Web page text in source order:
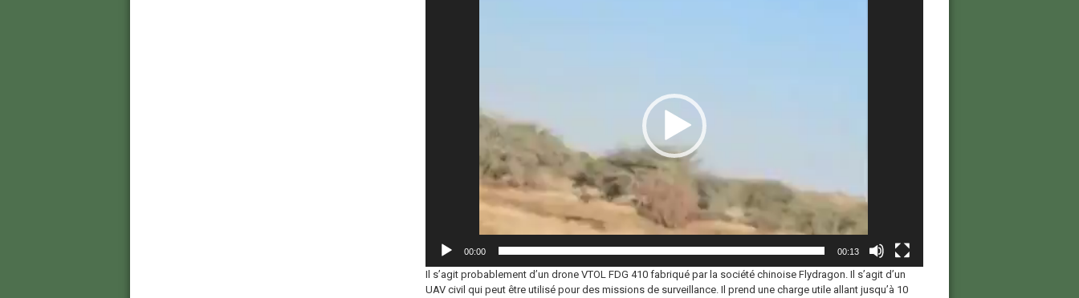
00:00 00:13
Il s’agit probablement d’un drone VTOL FDG 410 fabriqué par la société chinoise Flydragon. Il s’agit d’un
UAV civil qui peut être utilisé pour des missions de surveillance. Il prend une charge utile allant jusqu’à 10